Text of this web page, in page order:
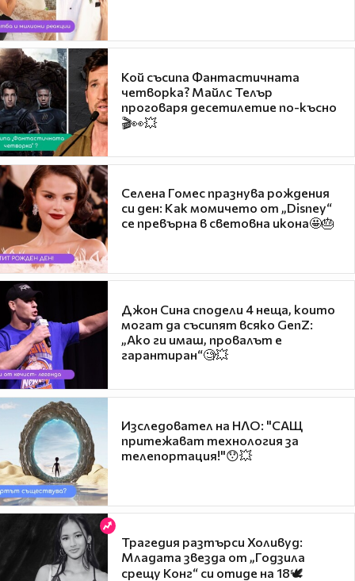
Кой съсипа Фантастичната
четворка? Майлс Телър
проговаря десетилетие по-късно
🎬👀💥
Селена Гомес празнува рождения
си ден: Как момичето от „Disney“
се превърна в световна икона🤩🎂
Джон Сина сподели 4 неща, които
могат да съсипят всяко GenZ:
„Ако ги имаш, провалът е
гарантиран“🧐💥
Изследовател на НЛО: "САЩ
притежават технология за
телепортация!"😯💥
Трагедия разтърси Холивуд:
Младата звезда от „Годзила
срещу Конг“ си отиде на 18🕊️